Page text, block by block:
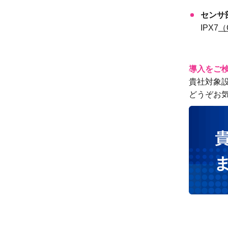
センサ
IPX7
導入をご
貴社対象
どうぞお